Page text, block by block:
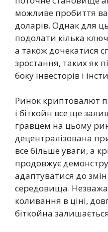
можливе пробиття
доларів. Однак для
подолати кілька
а також дочекатися
зростання, таких як
боку інвесторів і
Ринок криптовалют
і біткойн все ще
гравцем на цьому
децентралізована
все більше уваги, а
продовжує
адаптуватися до
середовища.
коливання в ціні,
біткойна